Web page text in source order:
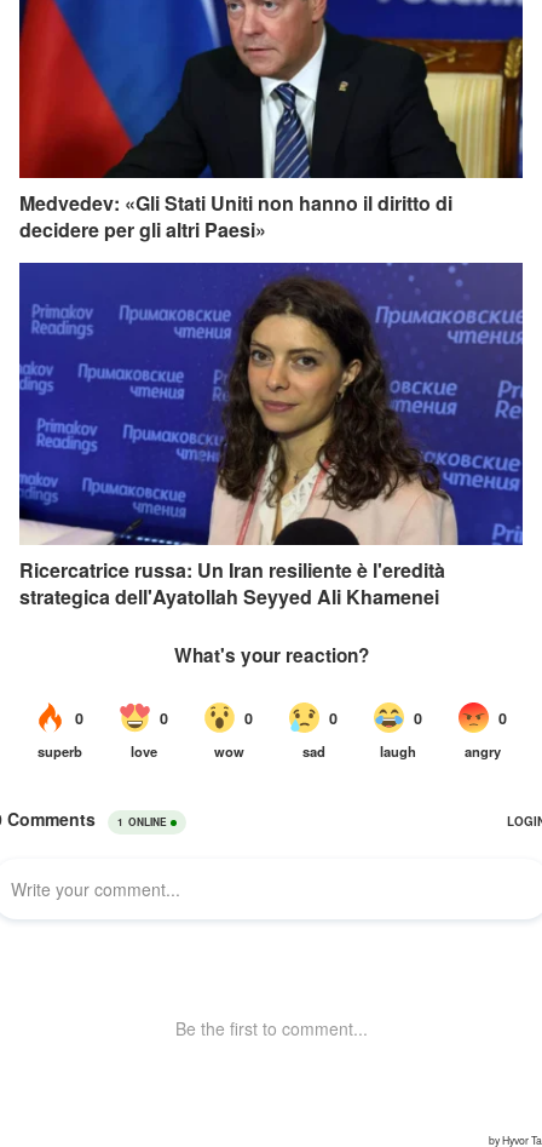
Medvedev: «Gli Stati Uniti non hanno il diritto di
decidere per gli altri Paesi»
Ricercatrice russa: Un Iran resiliente è l'eredità
strategica dell'Ayatollah Seyyed Ali Khamenei